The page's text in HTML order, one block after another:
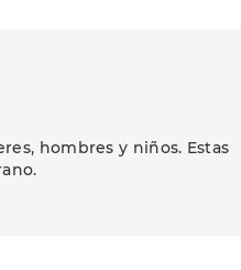
hombres y niños. Estas